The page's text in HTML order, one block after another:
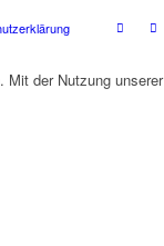
Mit der Nutzung unserer